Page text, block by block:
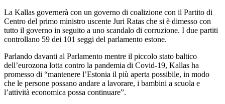
La Kallas governerà con un governo di coalizione con il Partito di
Centro del primo ministro uscente Juri Ratas che si è dimesso con
tutto il governo in seguito a uno scandalo di corruzione. I due partiti
controllano 59 dei 101 seggi del parlamento estone.
Parlando davanti al Parlamento mentre il piccolo stato baltico
dell’eurozona lotta contro la pandemia di Covid-19, Kallas ha
promesso di “mantenere l’Estonia il più aperta possibile, in modo
che le persone possano andare a lavorare, i bambini a scuola e
l’attività economica possa continuare”.